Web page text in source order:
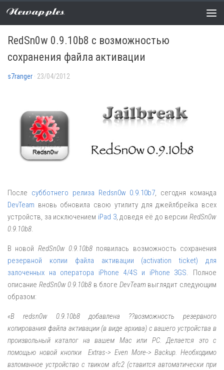
Newapples
НОВОСТИ 0 COMMENTS
RedSn0w 0.9.10b8 с возможностью
сохранения файла активации
s7ranger · 23/04/2012
После субботнего релиза Redsn0w 0.9.10b7 , сегодня команда
DevTeam вновь обновила свою утилиту для джейлбрейка всех
устройств, за исключением iPad 3, доведя её до версииRedSn0w
0.9.10b8
В новой RedSn0w 0.9.10b8 появилась возможность сохранения
резервной копии файла активации (activation ticket) для
залоченных на оператора iPhone 4/4S и iPhone 3GS . Полное
описание RedSn0w 0.9.10b8 в блоге DevTeamвыглядит следующим
образом:
«В redsn0w 0.9.10b8 добавлена ??возможность резервного
копирования файла активации (в виде архива) с вашего устройства в
произвольный каталог на вашем Mac или PC. Делается это с
помощью новой кнопки Extras-> Even More-> Backup. Необходимо
взломанное устройство с твиком afc2 (ставится автоматически при